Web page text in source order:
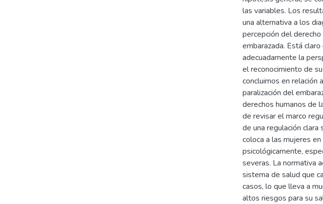
las variables. Los
una alternativa a los
percepción del
embarazada. Está
adecuadamente la
el reconocimiento de
concluimos en relación
paralización del
derechos humanos de
de revisar el marco
de una regulación
coloca a las mujeres
psicológicamente,
severas. La normativa
sistema de salud que
casos, lo que lleva a
altos riesgos para su